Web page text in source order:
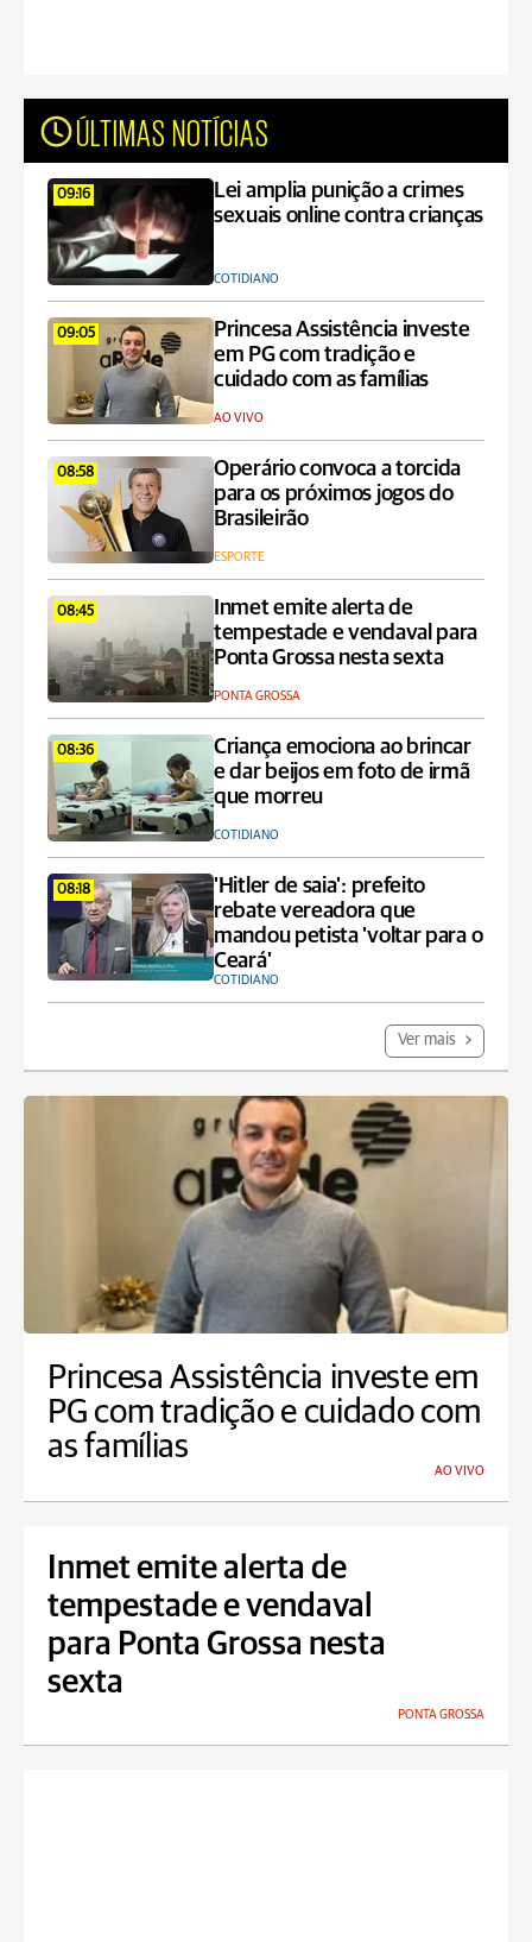
ÚLTIMAS NOTÍCIAS
09:16
Lei amplia punição a crimes
sexuais online contra crianças
COTIDIANO
09:05
Princesa Assistência investe
em PG com tradição e
cuidado com as famílias
AO VIVO
08:58
Operário convoca a torcida
para os próximos jogos do
Brasileirão
ESPORTE
08:45
Inmet emite alerta de
tempestade e vendaval para
Ponta Grossa nesta sexta
PONTA GROSSA
08:36
Criança emociona ao brincar
e dar beijos em foto de irmã
que morreu
COTIDIANO
08:18
'Hitler de saia': prefeito
rebate vereadora que
mandou petista 'voltar para o
Ceará'
COTIDIANO
Ver mais
Princesa Assistência investe em
PG com tradição e cuidado com
as famílias
AO VIVO
Inmet emite alerta de
tempestade e vendaval
para Ponta Grossa nesta
sexta
PONTA GROSSA